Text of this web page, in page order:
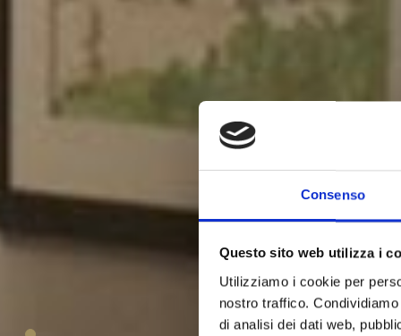
Consenso
Questo sito web utilizza i
Utilizziamo i cookie per
nostro traffico.
di analisi dei dati web,